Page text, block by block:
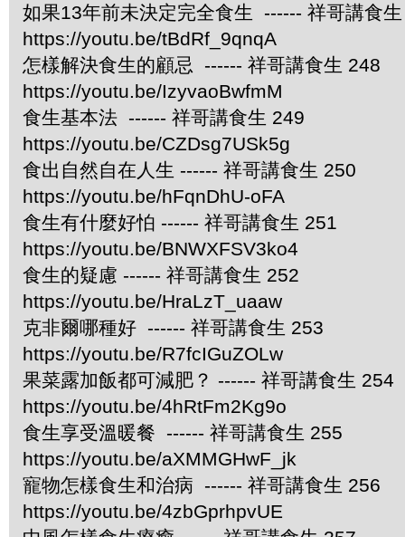
如果13年前未決定完全食生 ------ 祥哥講食
https://youtu.be/tBdRf_9qnqA
怎樣解決食生的顧忌 ------ 祥哥講食生 248
https://youtu.be/IzyvaoBwfmM
食生基本法 ------ 祥哥講食生 249
https://youtu.be/CZDsg7USk5g
食出自然自在人生 ------ 祥哥講食生 250
https://youtu.be/hFqnDhU-oFA
食生有什麼好怕 ------ 祥哥講食生 251
https://youtu.be/BNWXFSV3ko4
食生的疑慮 ------ 祥哥講食生 252
https://youtu.be/HraLzT_uaaw
克非爾哪種好 ------ 祥哥講食生 253
https://youtu.be/R7fcIGuZOLw
果菜露加飯都可減肥？ ------ 祥哥講食生 254
https://youtu.be/4hRtFm2Kg9o
食生享受溫暖餐 ------ 祥哥講食生 255
https://youtu.be/aXMMGHwF_jk
寵物怎樣食生和治病 ------ 祥哥講食生 256
https://youtu.be/4zbGprhpvUE